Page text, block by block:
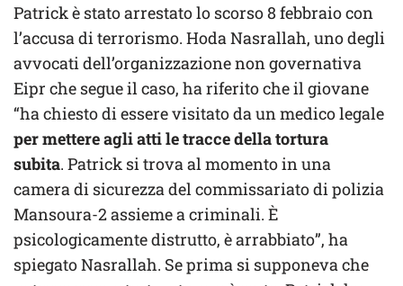
Patrick è stato arrestato lo scorso 8 febbraio con
l’accusa di terrorismo. Hoda Nasrallah, uno degli
avvocati dell’organizzazione non governativa
Eipr che segue il caso, ha riferito che il giovane
“ha chiesto di essere visitato da un medico legale
per mettere agli atti le tracce della tortura
subita. Patrick si trova al momento in una
camera di sicurezza del commissariato di polizia
Mansoura-2 assieme a criminali. È
psicologicamente distrutto, è arrabbiato”, ha
spiegato Nasrallah. Se prima si supponeva che